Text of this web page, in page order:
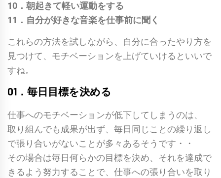
10．朝起きて軽い運動をする
11．自分が好きな音楽を仕事前に聞く
これらの方法を試しながら、自分に合ったやり方を
見つけて、モチベーションを上げていけるといいで
すね。
01．毎日目標を決める
仕事へのモチベーションが低下してしまうのは、
取り組んでも成果が出ず、毎日同じことの繰り返し
で張り合いがないことが多々あるそうです・・
その場合は毎日何らかの目標を決め、それを達成で
きるよう努力することで、仕事への張り合いを取り